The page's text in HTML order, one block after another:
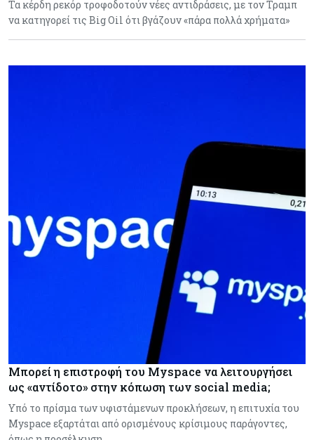
Τα κέρδη ρεκόρ τροφοδοτούν νέες αντιδράσεις, με τον Τραμπ
να κατηγορεί τις Big Oil ότι βγάζουν «πάρα πολλά χρήματα»
Μπορεί η επιστροφή του Myspace να λειτουργήσει
ως «αντίδοτο» στην κόπωση των social media;
Υπό το πρίσμα των υφιστάμενων προκλήσεων, η επιτυχία του
Myspace εξαρτάται από ορισμένους κρίσιμους παράγοντες,